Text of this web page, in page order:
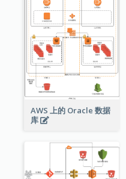
AWS 上的 Oracle 数据
库